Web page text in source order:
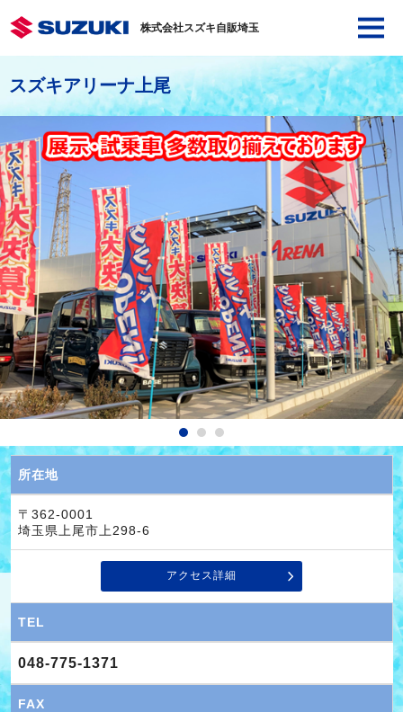
株式会社スズキ自販埼玉
スズキアリーナ上尾
所在地
〒362-0001
埼玉県上尾市上298-6
アクセス詳細
TEL
048-775-1371
FAX